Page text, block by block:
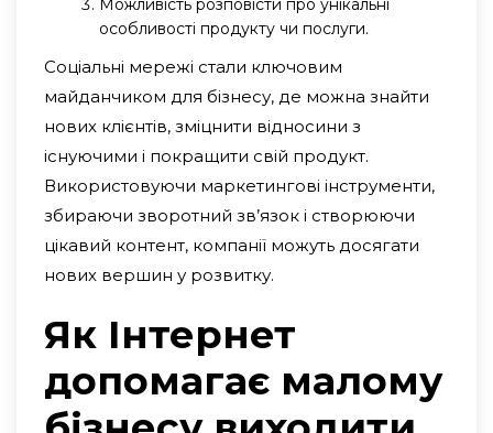
Можливість розповісти про унікальні
особливості продукту чи послуги.
Соціальні мережі стали ключовим
майданчиком для бізнесу, де можна знайти
нових клієнтів, зміцнити відносини з
існуючими і покращити свій продукт.
Використовуючи маркетингові інструменти,
збираючи зворотний зв’язок і створюючи
цікавий контент, компанії можуть досягати
нових вершин у розвитку.
Як Інтернет
допомагає малому